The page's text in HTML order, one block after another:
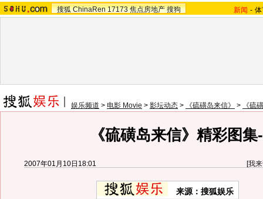
搜狐 ChinaRen 17173 焦点房地产 搜狗 新闻 -
娱乐频道 > 电影 Movie > 影坛动态 > 《硫磺岛来信》 > 《硫
《硫磺岛来信》精彩图集
2007年01月10日18:01 [我
来源：搜狐娱乐